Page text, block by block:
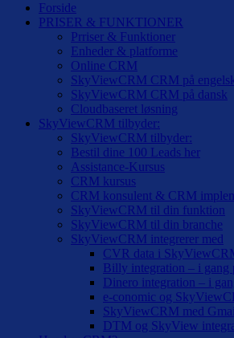
Forside
PRISER & FUNKTIONER
Prriser & Funktioner
Enheder & platforme
Online CRM
SkyViewCRM CRM på
SkyViewCRM CRM på dansk
Cloudbaseret løsning
SkyViewCRM tilbyder:
SkyViewCRM tilbyder:
Bestil dine 100 Leads her
Assistance-Kursus
CRM kursus
CRM konsulent & CRM
SkyViewCRM til din funktion
SkyViewCRM til din branche
SkyViewCRM integrerer med
CVR data i
Billy integration – i gang
Dinero integration – i
e-conomic og
SkyViewCRM med
DTM og SkyView